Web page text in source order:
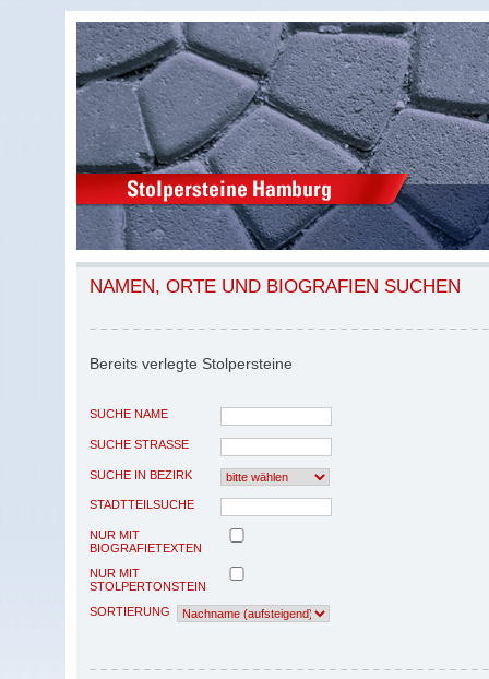
NAMEN, ORTE UND BIOGRAFIEN SUCHEN
Bereits verlegte Stolpersteine
SUCHE NAME
SUCHE STRASSE
SUCHE IN BEZIRK
STADTTEILSUCHE
NUR MIT
BIOGRAFIETEXTEN
NUR MIT
STOLPERTONSTEIN
SORTIERUNG